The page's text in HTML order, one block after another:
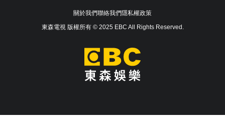
關於我們聯絡我們隱私權政策
東森電視 版權所有 © 2025 EBC All Rights Reserved.